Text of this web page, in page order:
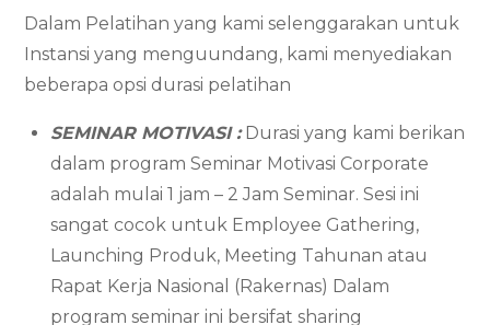
Dalam Pelatihan yang kami selenggarakan untuk
Instansi yang menguundang, kami menyediakan
beberapa opsi durasi pelatihan
SEMINAR MOTIVASI :Durasi yang kami berikan
dalam program Seminar Motivasi Corporate
adalah mulai 1 jam – 2 Jam Seminar. Sesi ini
sangat cocok untuk Employee Gathering,
Launching Produk, Meeting Tahunan atau
Rapat Kerja Nasional (Rakernas) Dalam
program seminar ini bersifat sharing